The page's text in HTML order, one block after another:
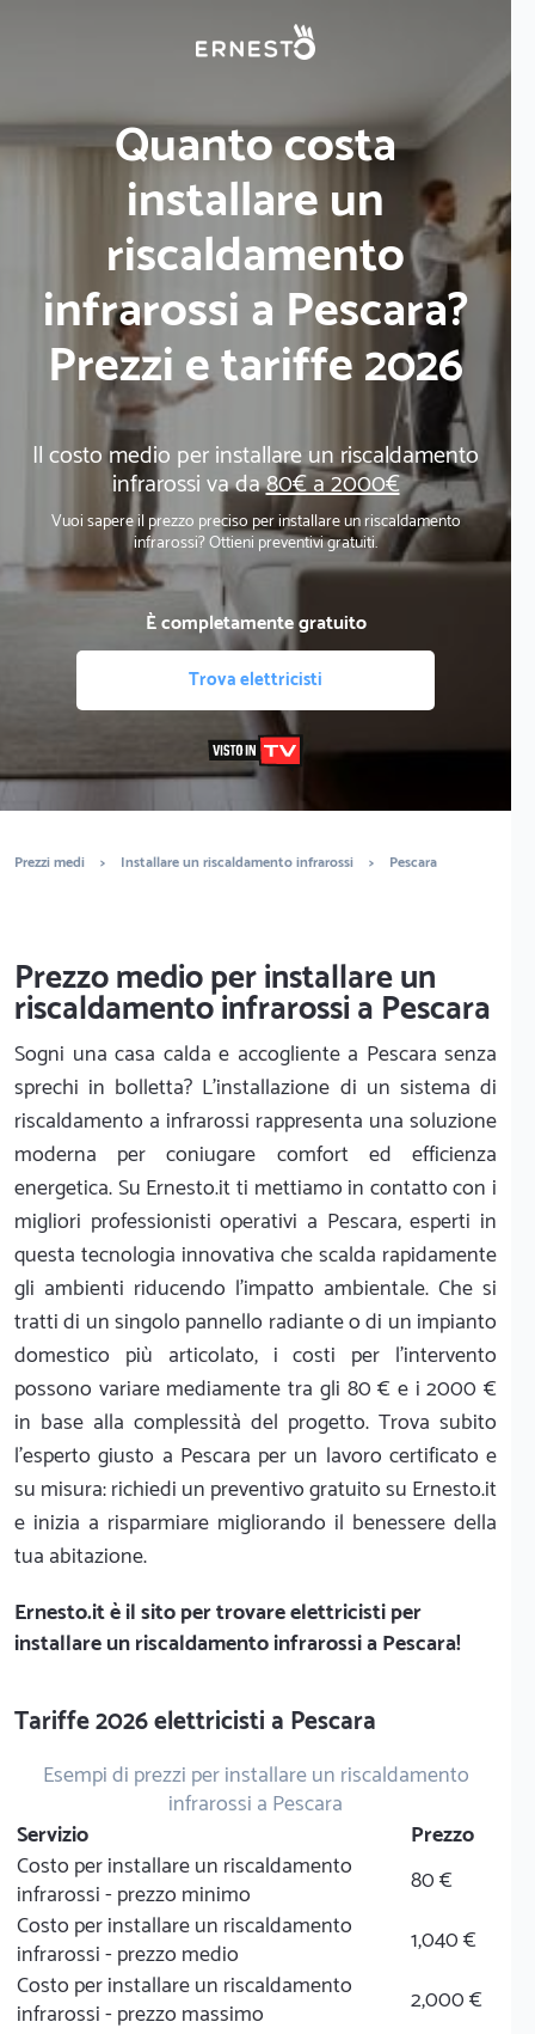
Quanto costa
installare un
riscaldamento
infrarossi a Pescara?
Prezzi e tariffe 2026
Il costo medio per installare un riscaldamento
infrarossi va da80€ a 2000€
Vuoi sapere il prezzo preciso per installare un riscaldamento
infrarossi? Ottieni preventivi gratuiti.
È completamente gratuito
Trova elettricisti
Prezzi medi > Installare un riscaldamento infrarossi > Pescara
Prezzo medio per installare un
riscaldamento infrarossi a Pescara
Sogni una casa calda e accogliente a Pescara senza
sprechi in bolletta? L'installazione di un sistema di
riscaldamento a infrarossi rappresenta una soluzione
moderna per coniugare comfort ed efficienza
energetica. Su Ernesto.it ti mettiamo in contatto con i
migliori professionisti operativi a Pescara, esperti in
questa tecnologia innovativa che scalda rapidamente
gli ambienti riducendo l'impatto ambientale. Che si
tratti di un singolo pannello radiante o di un impianto
domestico più articolato, i costi per l'intervento
possono variare mediamente tra gli 80 € e i 2000 €
in base alla complessità del progetto. Trova subito
l'esperto giusto a Pescara per un lavoro certificato e
su misura: richiedi un preventivo gratuito su Ernesto.it
e inizia a risparmiare migliorando il benessere della
tua abitazione.
Ernesto.itè il sito per trovare elettricisti per
installare un riscaldamento infrarossi a Pescara!
Tariffe 2026 elettricisti a Pescara
Esempi di prezzi per installare un riscaldamento
infrarossi a Pescara
Servizio
Prezzo
Costo per installare un riscaldamento
infrarossi - prezzo minimo
80 €
Costo per installare un riscaldamento
infrarossi - prezzo medio
1,040 €
Costo per installare un riscaldamento
infrarossi - prezzo massimo
2,000 €